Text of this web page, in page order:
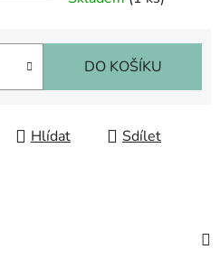
DO KOŠÍKU
Hlídat Sdílet